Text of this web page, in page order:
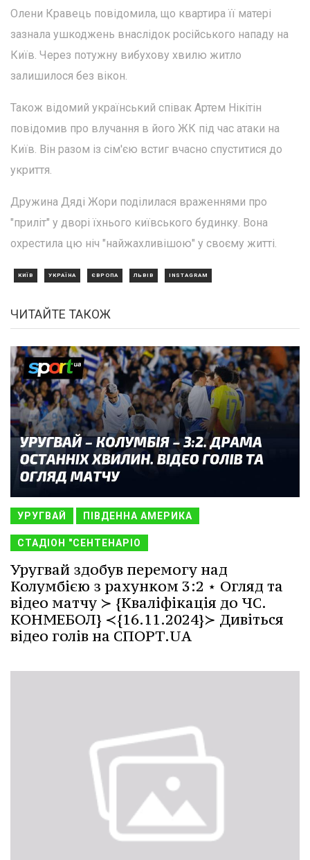
Олени Кравець повідомила, що квартира її матері
зазнала ушкоджень внаслідок російського нападу на
Київ. Через потужну вибухову хвилю житло
залишилося без вікон.
Також відомий український співак Артем Нікітін
повідомив про влучання в його ЖК під час атаки на
Київ. Він разом із сім'єю встиг вчасно спуститися до
укриття.
Дружина Дяді Жори поділилася враженнями про
"приліт" у дворі їхнього київського будинку. Вона
охрестила цю ніч "найжахливішою" у своєму житті.
КИЇВ УКРАЇНА ЄВРОПА ЛЬВІВ INSTAGRAM
ЧИТАЙТЕ ТАКОЖ
УРУГВАЙ ПІВДЕННА АМЕРИКА
СТАДІОН "СЕНТЕНАРІО
Уругвай здобув перемогу над
Колумбією з рахунком 3:2 ⋆ Огляд та
відео матчу ≻ {Кваліфікація до ЧС.
КОНМЕБОЛ} ≺{16.11.2024}≻ Дивіться
відео голів на СПОРТ.UA